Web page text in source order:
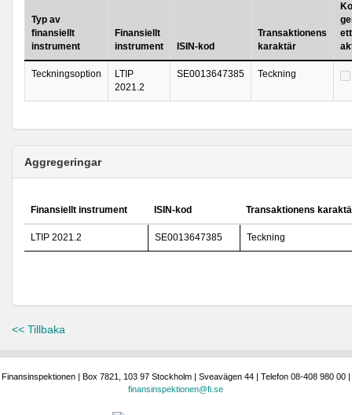
Typ av
finansiellt
instrument
Finansiellt
instrument
ISIN-kod
Transaktionens
karaktär
ett
Teckningsoption
LTIP
2021.2
SE0013647385 Teckning
Aggregeringar
Finansiellt instrument ISIN-kod Transaktionens
LTIP 2021.2 SE0013647385 Teckning
<< Tillbaka
Finansinspektionen | Box 7821, 103 97 Stockholm | Sveavägen 44 | Telefon 08-408 980 00 |
finansinspektionen@fi.se